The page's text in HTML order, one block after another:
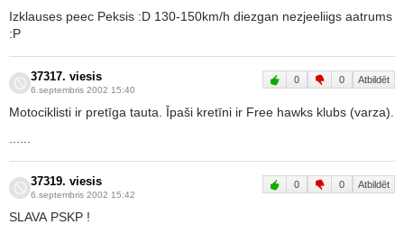
Izklauses peec Peksis :D 130-150km/h diezgan nezjeeliigs aatrums
:P
37317. viesis
6.septembris 2002 15:40
0 0 Atbildēt
Motociklisti ir pretīga tauta. Īpaši kretīni ir Free hawks klubs (varza).
37319. viesis
6.septembris 2002 15:42
0 0 Atbildēt
SLAVA PSKP !